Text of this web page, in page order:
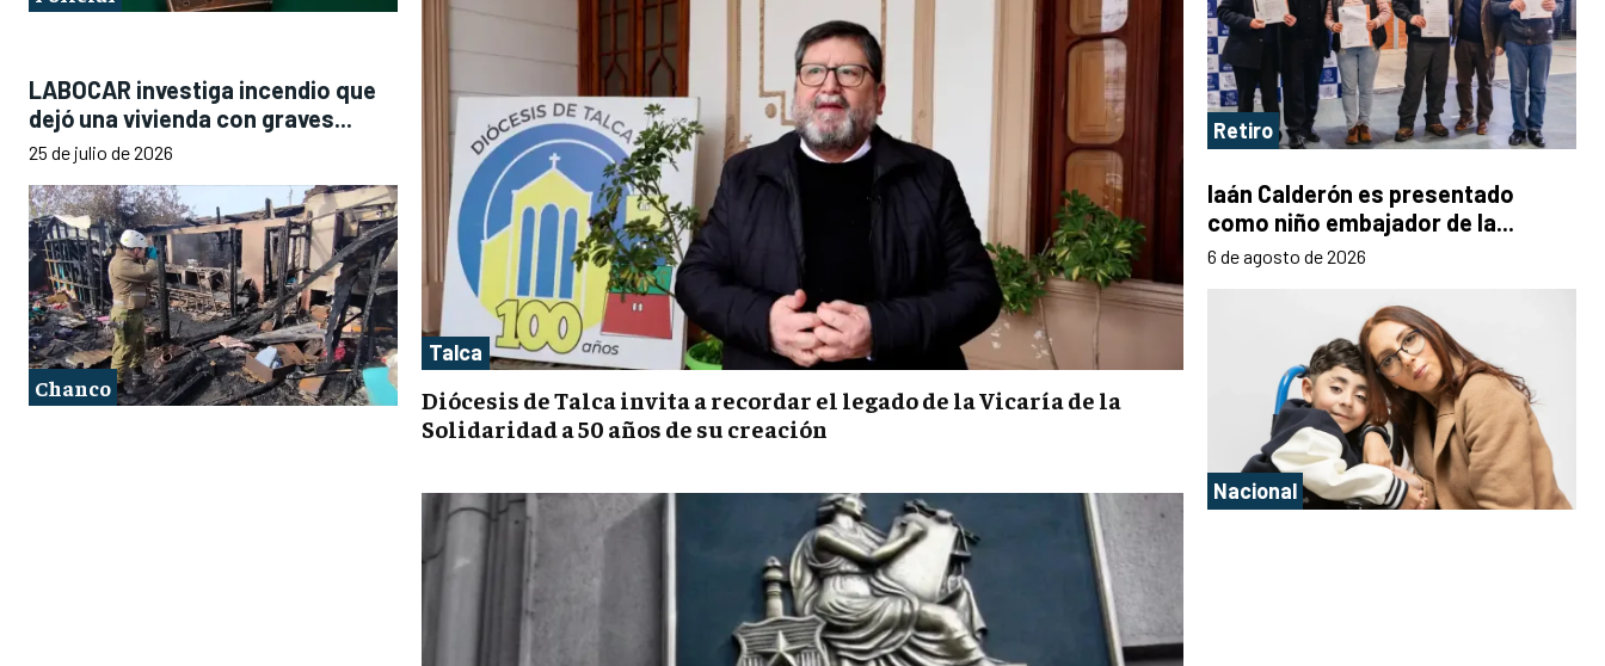
LABOCAR investiga incendio que
dejó una vivienda con graves...
25 de julio de 2026
Chanco
Talca
Diócesis de Talca invita a recordar el legado de la Vicaría de la
Solidaridad a 50 años de su creación
Retiro
Iaán Calderón es presentado
como niño embajador de la...
6 de agosto de 2026
Nacional